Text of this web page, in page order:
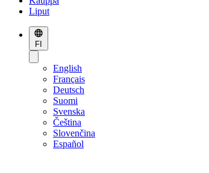
Liput
FI
English
Français
Deutsch
Suomi
Svenska
Čeština
Slovenčina
Español